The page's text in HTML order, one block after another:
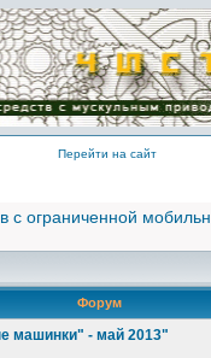
Перейти на сайт
с ограниченной
Форум
машинки" - май 2013"